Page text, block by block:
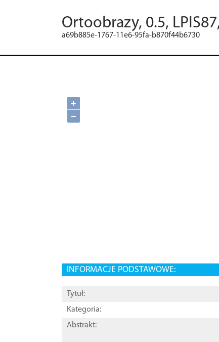
Ortoobrazy, 0.5,
a69b885e-1767-11e6-95fa-b870f44b6730
+
−
INFORMACJE PODSTAWOWE:
Tytuł:
Kategoria:
Abstrakt: